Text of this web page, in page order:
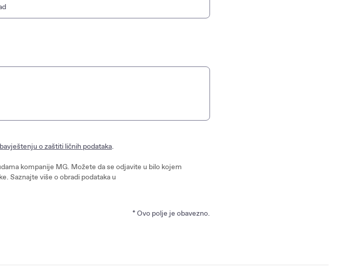
o zaštiti ličnih podataka.
kompanije MG. Možete da se odjavite u bilo kojem
Saznajte više o obradi podataka u
* Ovo polje je obavezno.